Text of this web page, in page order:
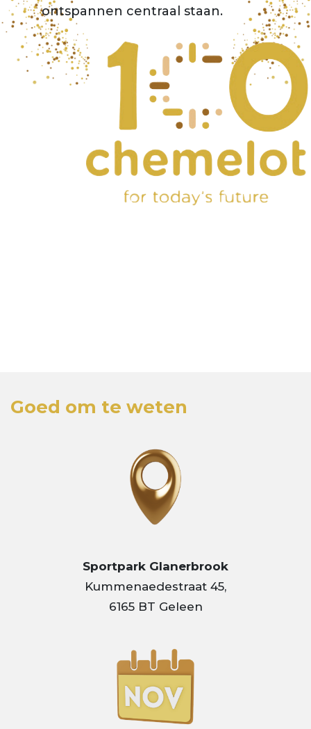
ontspannen centraal staan.
Goed om te weten
Sportpark Glanerbrook
Kummenaedestraat 45,
6165 BT Geleen